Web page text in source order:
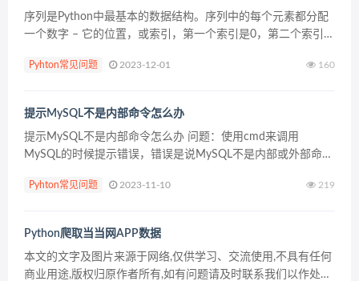
序列是Python中最基本的数据结构。序列中的每个元素都分配
一个数字 – 它的位置，或索引，第一个索引是0，第二个索引是
表和元组。 序列都可以进...
Pyhton常见问题 2023-12-01 160
提示MySQL不是内部命令怎么办
提示MySQL不是内部命令怎么办 问题：使用cmd来调用
MySQL的时候提示错误，错误是说MySQL不是内部或外部命
误。 2、现在就要查询mysql是安装在...
Pyhton常见问题 2023-11-10 219
Python爬取当当网APP数据
本文的文字及图片来源于网络,仅供学习、交流使用,不具有任何
商业用途,版权归原作者所有,如有问题请及时联系我们以作处理